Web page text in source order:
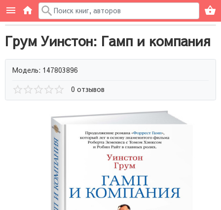
Грум Уинстон: Гамп и компания
Модель: 147803896
0 отзывов